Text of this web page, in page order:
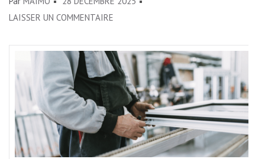
LAISSER UN COMMENTAIRE
DE
MENUISERIE:
DES
CRÉATIONS
SUR
MESURE
POUR